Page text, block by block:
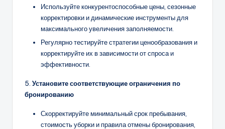
Используйте конкурентоспособные цены, сезонные
корректировки и динамические инструменты для
максимального увеличения заполняемости.
Регулярно тестируйте стратегии ценообразования и
корректируйте их в зависимости от спроса и
эффективности.
5. Установите соответствующие ограничения по
бронированию
Скорректируйте минимальный срок пребывания,
стоимость уборки и правила отмены бронирования,